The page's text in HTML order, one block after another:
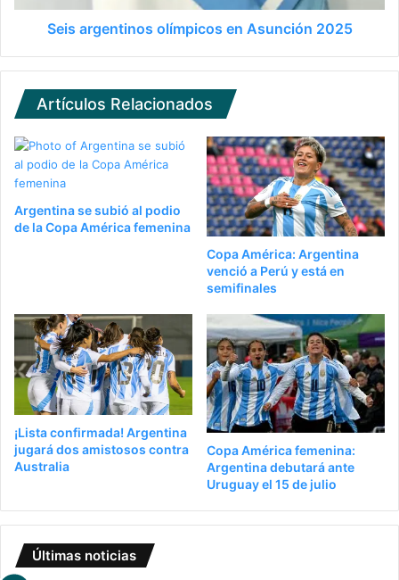
Seis argentinos olímpicos en Asunción 2025
Artículos Relacionados
Argentina se subió al podio
de la Copa América femenina
Copa América: Argentina
venció a Perú y está en
semifinales
¡Lista confirmada! Argentina
jugará dos amistosos contra
Australia
Copa América femenina:
Argentina debutará ante
Uruguay el 15 de julio
Últimas noticias